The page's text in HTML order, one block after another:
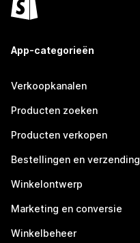
App-categorieën
Verkoopkanalen
Producten zoeken
Producten verkopen
Bestellingen en verzending
Winkelontwerp
Marketing en conversie
Winkelbeheer